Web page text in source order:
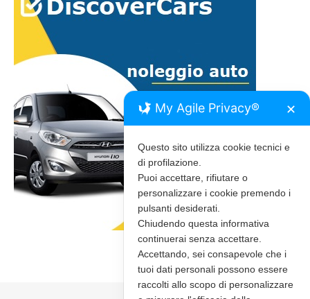
My Agile Privacy® ✕
Questo sito utilizza cookie tecnici e
di profilazione.
Puoi accettare, rifiutare o
personalizzare i cookie premendo i
pulsanti desiderati.
Chiudendo questa informativa
continuerai senza accettare.
Accettando, sei consapevole che i
tuoi dati personali possono essere
raccolti allo scopo di personalizzare